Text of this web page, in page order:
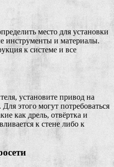
место для установки
инструменты и материалы.
к системе и все
установите привод на
этого могут потребоваться
как дрель, отвёртка и
к стене либо к